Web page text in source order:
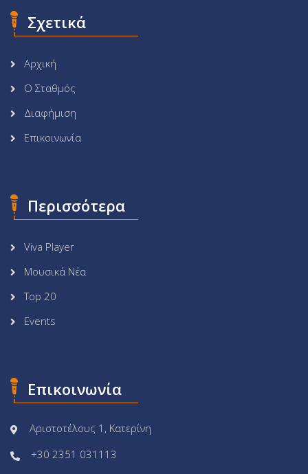
Σχετικά
Αρχική
Ο Σταθμός
Διαφήμιση
Επικοινωνία
Περισσότερα
Viva Player
Μουσικά Νέα
Top 20
Events
Επικοινωνία
Αριστοτέλους 1, Κατερίνη
+30 2351 031113